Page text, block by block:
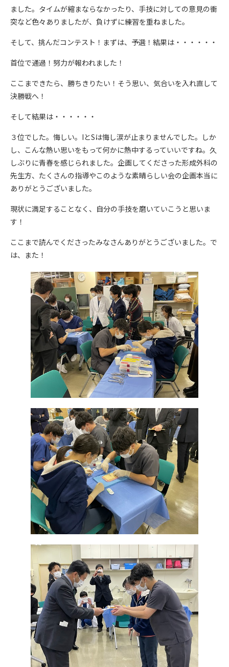
ました。タイムが縮まならなかったり、手技に対しての意見の衝
突など色々ありましたが、負けずに練習を重ねました。
そして、挑んだコンテスト！まずは、予選！結果は・・・・・・
首位で通過！努力が報われました！
ここまできたら、勝ちきりたい！そう思い、気合いを入れ直して
決勝戦へ！
そして結果は・・・・・・
３位でした。悔しい。IとSは悔し涙が止まりませんでした。しか
し、こんな熱い思いをもって何かに熱中するっていいですね。久
しぶりに青春を感じられました。企画してくださった形成外科の
先生方、たくさんの指導やこのような素晴らしい会の企画本当に
ありがとうございました。
現状に満足することなく、自分の手技を磨いていこうと思いま
す！
ここまで読んでくださったみなさんありがとうございました。で
は、また！